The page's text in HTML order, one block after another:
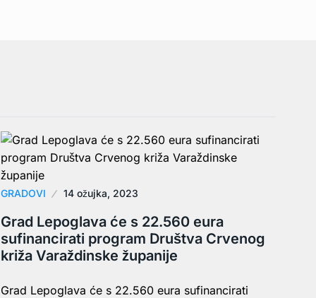
GRADOVI 14 ožujka, 2023
Grad Lepoglava će s 22.560 eura
sufinancirati program Društva Crvenog
križa Varaždinske županije
Grad Lepoglava će s 22.560 eura sufinancirati